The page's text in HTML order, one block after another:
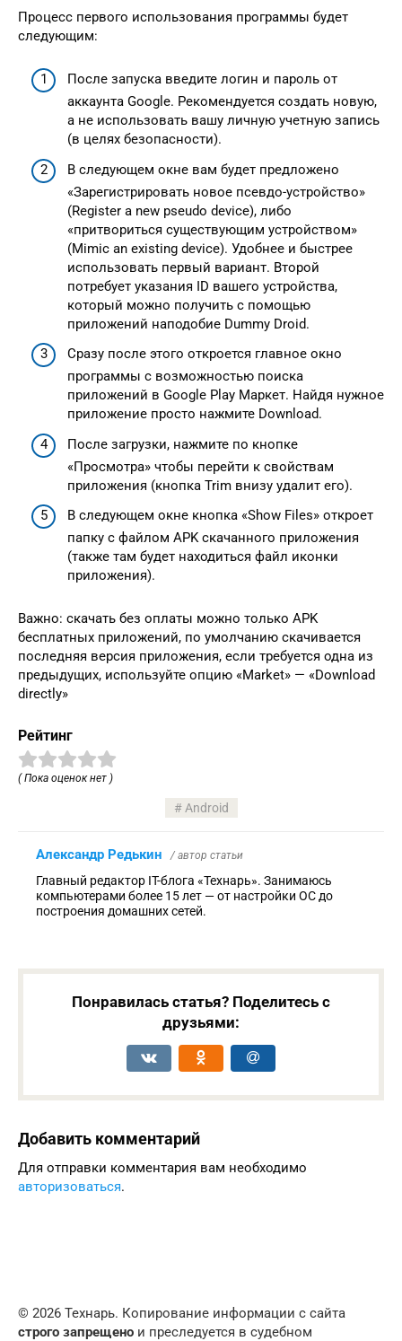
Процесс первого использования программы будет
следующим:
После запуска введите логин и пароль от
аккаунта Google. Рекомендуется создать новую,
а не использовать вашу личную учетную запись
(в целях безопасности).
В следующем окне вам будет предложено
«Зарегистрировать новое псевдо-устройство»
(Register a new pseudo device), либо
«притвориться существующим устройством»
(Mimic an existing device). Удобнее и быстрее
использовать первый вариант. Второй
потребует указания ID вашего устройства,
который можно получить с помощью
приложений наподобие Dummy Droid.
Сразу после этого откроется главное окно
программы с возможностью поиска
приложений в Google Play Маркет. Найдя нужное
приложение просто нажмите Download.
После загрузки, нажмите по кнопке
«Просмотра» чтобы перейти к свойствам
приложения (кнопка Trim внизу удалит его).
В следующем окне кнопка «Show Files» откроет
папку с файлом APK скачанного приложения
(также там будет находиться файл иконки
приложения).
Важно: скачать без оплаты можно только APK
бесплатных приложений, по умолчанию скачивается
последняя версия приложения, если требуется одна из
предыдущих, используйте опцию «Market» — «Download
directly»
Рейтинг
( Пока оценок нет )
Android
Александр Редькин / автор статьи
Главный редактор IT-блога «Технарь». Занимаюсь
компьютерами более 15 лет — от настройки ОС до
построения домашних сетей.
Понравилась статья? Поделитесь с
друзьями:
Добавить комментарий
Для отправки комментария вам необходимо
авторизоваться.
© 2026 Технарь. Копирование информации с сайта
строго запрещено и преследуется в судебном